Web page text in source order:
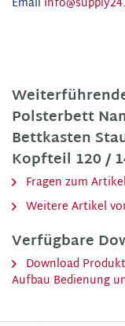
Polsterbett
Bettkasten
Kopfteil 120 /
Fragen zum
Weitere Artikel
Verfügbare
Download
Aufbau Bedienung